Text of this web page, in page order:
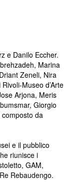
e Danilo Eccher.
Marina
Zeneli, Nira
Museo d’Arte
Arjona, Meris
Giorgio
da
e il pubblico
riunisce i
GAM,
Rebaudengo.